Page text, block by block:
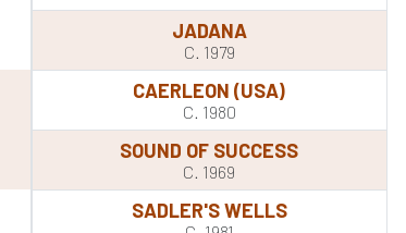
JADANA
C. 1979
CAERLEON (USA)
C. 1980
SOUND OF SUCCESS
C. 1969
SADLER'S WELLS